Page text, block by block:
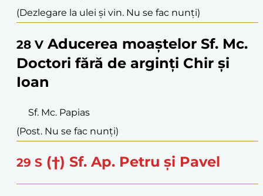
(Dezlegare la ulei și vin. Nu se fac nunți)
28 V Aducerea moaștelor Sf. Mc.
Doctori fără de arginți Chir și
Ioan
Sf. Mc. Papias
(Post. Nu se fac nunți)
29 S (†) Sf. Ap. Petru și Pavel